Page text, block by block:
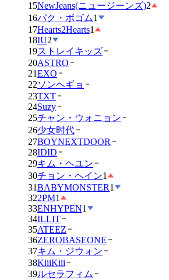
15NewJeans(ニュージーンズ)2
16パク・ボゴム1
17Hearts2Hearts1
18IU2
19ストレイキッズ
20ASTRO
21EXO
22ソンヘギョ
23TXT
24Suzy
25チャン・ウォニョン
26少女时代
27BOYNEXTDOOR
28IDID
29キム・ヘユン
30チョン・ヘイン1
31BABYMONSTER1
322PM1
33ENHYPEN1
34ILLIT
35ATEEZ
36ZEROBASEONE
37キム・ジウォン
38KiiiKiii
39ルセラフィム